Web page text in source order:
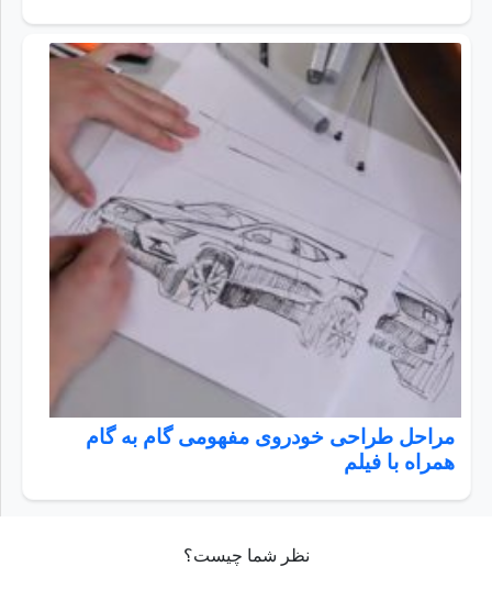
مراحل طراحی خودروی مفهومی گام به گام
همراه با فیلم
نظر شما چیست؟